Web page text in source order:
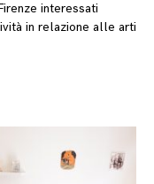
interessati
in relazione alle arti